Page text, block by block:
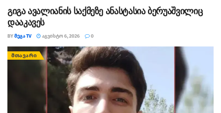
გიგა ავალიანის საქმეზე ანასტასია ბერუაშვილიც
დააკავეს
BYᲛᲔᲒᲐ TV ᲐᲒᲕᲘᲡᲢᲝ 6, 2026 0
ᲛᲗᲐᲕᲐᲠᲘ